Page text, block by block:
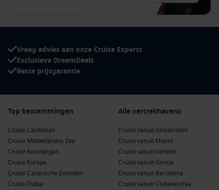
Vraag advies aan onze Cruise Experts
Exclusieve DreamDeals
Beste prijsgarantie
Top bestemmingen
Cruise Caribbean
Cruise Middellandse Zee
Cruise Noorwegen
Cruise Europa
Cruise Canarische Eilanden
Cruise Dubai
Alle vertrekhavens
Cruise vanuit Amsterdam
Cruise vanuit Miami
Cruise vanuit Venetië
Cruise vanuit Genua
Cruise vanuit Barcelona
Cruise vanuit Civitavecchia